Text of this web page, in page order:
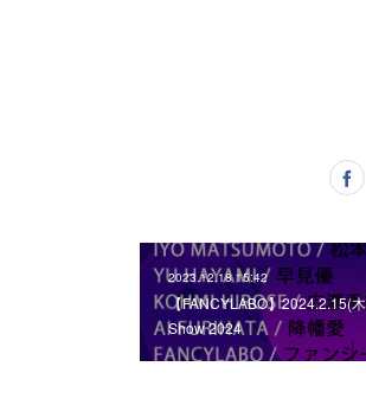
2023.12.18 15:42
【FANCYLABO】2024.2.15(
Show 2024